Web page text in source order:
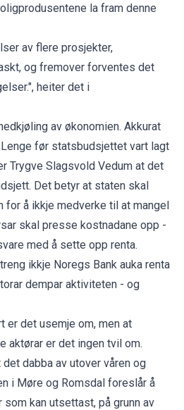
la fram denne
av flere prosjekter,
og fremover forventes det
heiter det i
av økonomien. Akkurat
før statsbudsjettet vart lagt
Trygve Slagsvold Vedum at det
Det betyr at staten skal
for å ikkje medverke til at mangel
skal presse kostnadane opp -
med å sette opp renta.
ikkje Noregs Bank auka renta
dempar aktiviteten - og
er det usemje om, men at
aktørar er det ingen tvil om.
dabba av utover våren og
i Møre og Romsdal foreslår å
som kan utsettast, på grunn av